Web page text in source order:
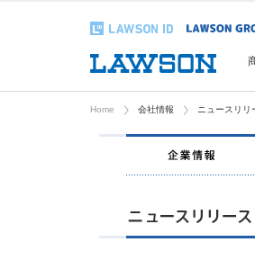
Home 会社情報 ニュースリリ